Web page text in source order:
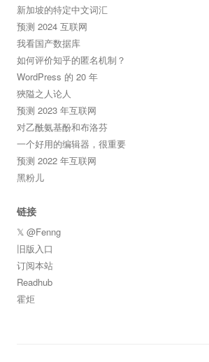
新加坡的特定中文词汇
预测 2024 互联网
我看国产数据库
如何评价知乎的匿名机制？
WordPress 的 20 年
狹隘之人论人
预测 2023 年互联网
对乙酰氨基酚和布洛芬
一个好用的编辑器，很重要
预测 2022 年互联网
黑粉儿
链接
𝕏 @Fenng
旧版入口
订阅本站
Readhub
霍炬